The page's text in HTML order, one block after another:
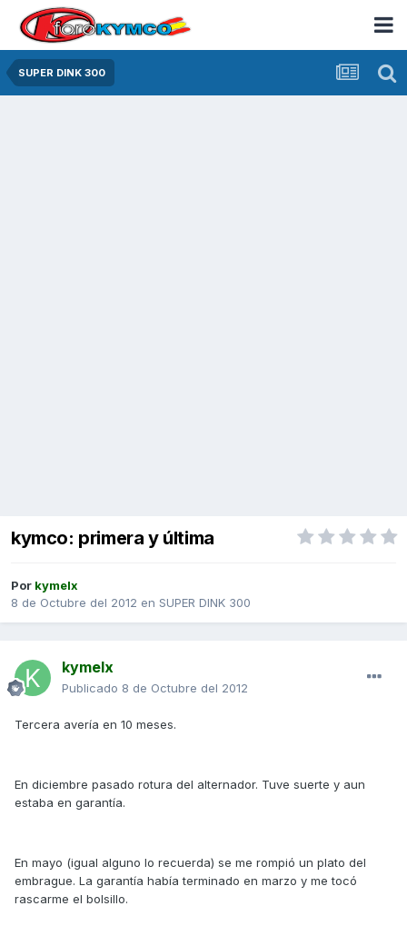
SUPER DINK 300
kymco: primera y última
Por kymelx
8 de Octubre del 2012 en SUPER DINK 300
kymelx
Publicado 8 de Octubre del 2012
Tercera avería en 10 meses.
En diciembre pasado rotura del alternador. Tuve suerte y aun
estaba en garantía.
En mayo (igual alguno lo recuerda) se me rompió un plato del
embrague. La garantía había terminado en marzo y me tocó
rascarme el bolsillo.